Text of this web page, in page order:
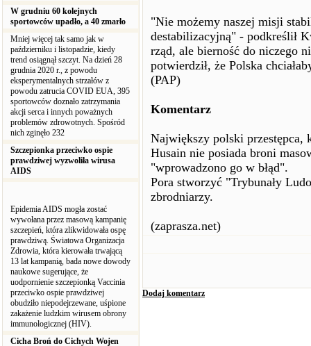
W grudniu 60 kolejnych
sportowców upadło, a 40 zmarło
Mniej więcej tak samo jak w
październiku i listopadzie, kiedy
trend osiągnął szczyt. Na dzień 28
grudnia 2020 r., z powodu
eksperymentalnych strzałów z
powodu zatrucia COVID EUA, 395
sportowców doznało zatrzymania
akcji serca i innych poważnych
problemów zdrowotnych. Spośród
nich zginęło 232
Szczepionka przeciwko ospie
prawdziwej wyzwoliła wirusa
AIDS
Epidemia AIDS mogła zostać
wywołana przez masową kampanię
szczepień, która zlikwidowała ospę
prawdziwą. Światowa Organizacja
Zdrowia, która kierowała trwającą
13 lat kampanią, bada nowe dowody
naukowe sugerujące, że
uodpornienie szczepionką Vaccinia
przeciwko ospie prawdziwej
obudziło niepodejrzewane, uśpione
zakażenie ludzkim wirusem obrony
immunologicznej (HIV).
Cicha Broń do Cichych Wojen
"Nie możemy naszej misji
destabilizacyjną" - podkreślił
rząd, ale bierność do niczego
potwierdził, że Polska
(PAP)
Komentarz
Największy polski przestępca,
Husain nie posiada broni
"wprowadzono go w błąd".
Pora stworzyć "Trybunały
zbrodniarzy.
(zaprasza.net)
Dodaj komentarz